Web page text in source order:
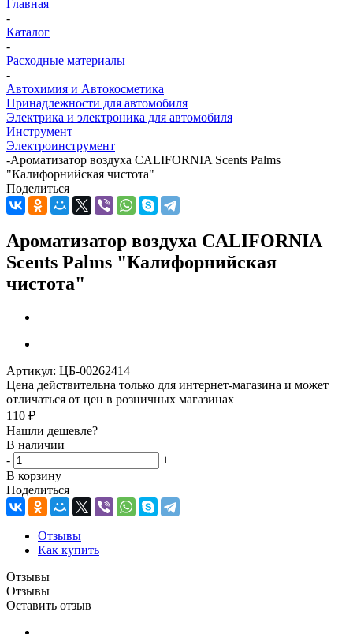
Главная
-
Каталог
-
Расходные материалы
-
Автохимия и Автокосметика
Принадлежности для автомобиля
Электрика и электроника для автомобиля
Инструмент
Электроинструмент
-Ароматизатор воздуха CALIFORNIA Scents Palms
"Калифорнийская чистота"
Поделиться
Ароматизатор воздуха CALIFORNIA
Scents Palms "Калифорнийская
чистота"
Артикул: ЦБ-00262414
Цена действительна только для интернет-магазина и может
отличаться от цен в розничных магазинах
110 ₽
Нашли дешевле?
В наличии
-
+
В корзину
Поделиться
Отзывы
Как купить
Отзывы
Отзывы
Оставить отзыв